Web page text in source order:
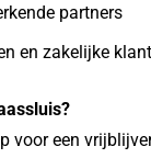
partners
en zakelijke
voor een